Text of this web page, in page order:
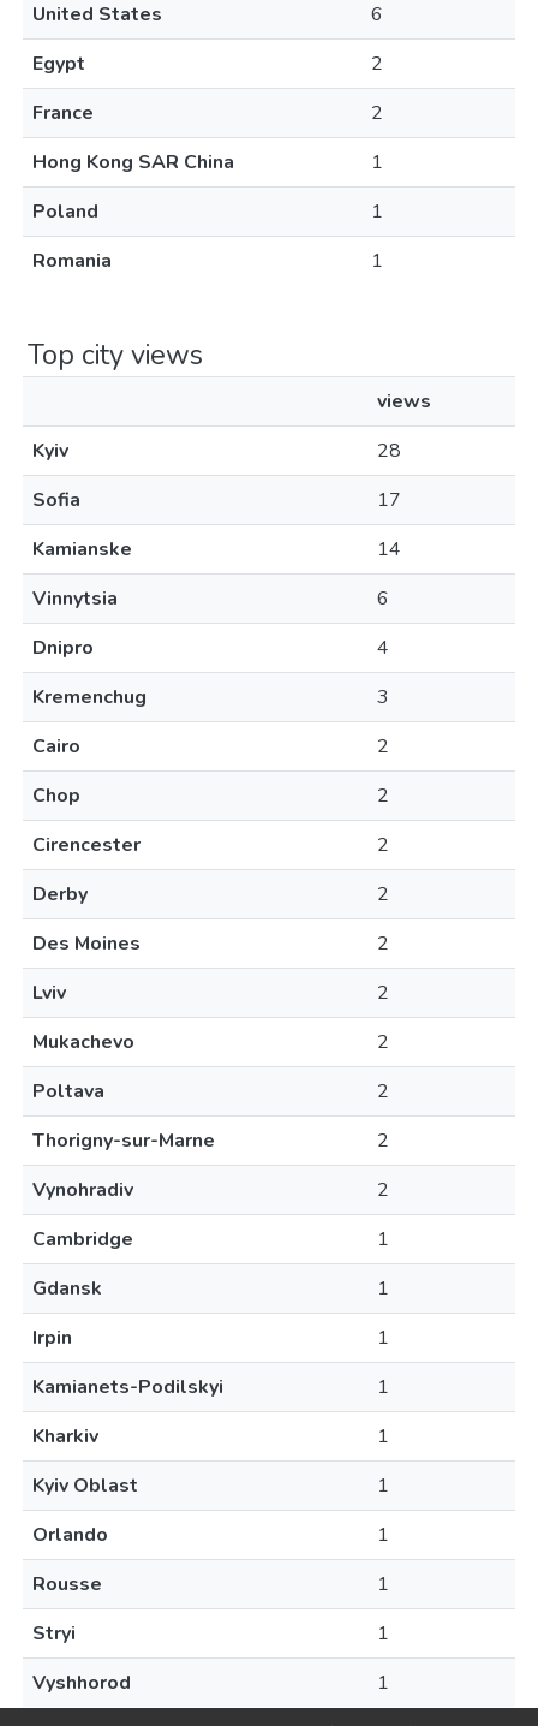
United States
6
Egypt
2
France
2
Hong Kong SAR China
1
Poland
1
Romania
1
Top city views
views
Kyiv
28
Sofia
17
Kamianske
14
Vinnytsia
6
Dnipro
4
Kremenchug
3
Cairo
2
Chop
2
Cirencester
2
Derby
2
Des Moines
2
Lviv
2
Mukachevo
2
Poltava
2
Thorigny-sur-Marne
2
Vynohradiv
2
Cambridge
1
Gdansk
1
Irpin
1
Kamianets-Podilskyi
1
Kharkiv
1
Kyiv Oblast
1
Orlando
1
Rousse
1
Stryi
1
Vyshhorod
1